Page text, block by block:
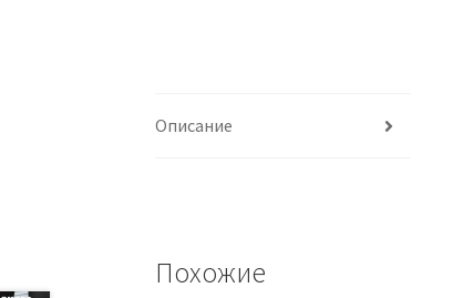
Описание
Похожие